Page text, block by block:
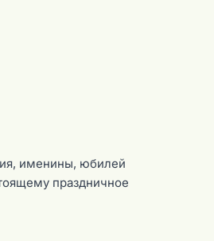
именины, юбилей
праздничное